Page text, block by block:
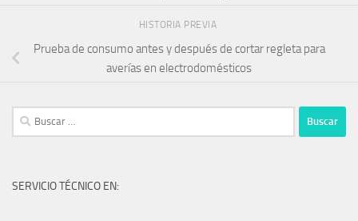
HISTORIA PREVIA
Prueba de consumo antes y después de cortar regleta para
averías en electrodomésticos
Buscar:
SERVICIO TÉCNICO EN: